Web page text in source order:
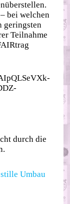
bei welchen
geringsten
Teilnahme
durch die
Umbau